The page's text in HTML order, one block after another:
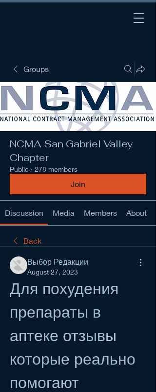
Groups
NCMA San Gabriel Valley
Chapter
Public · 278 members
Join
Discussion Media Members About
Back
Выбор Редакции
August 27, 2023
Для похудения
препараты в
аптеке отзывы
которые реально
помогают